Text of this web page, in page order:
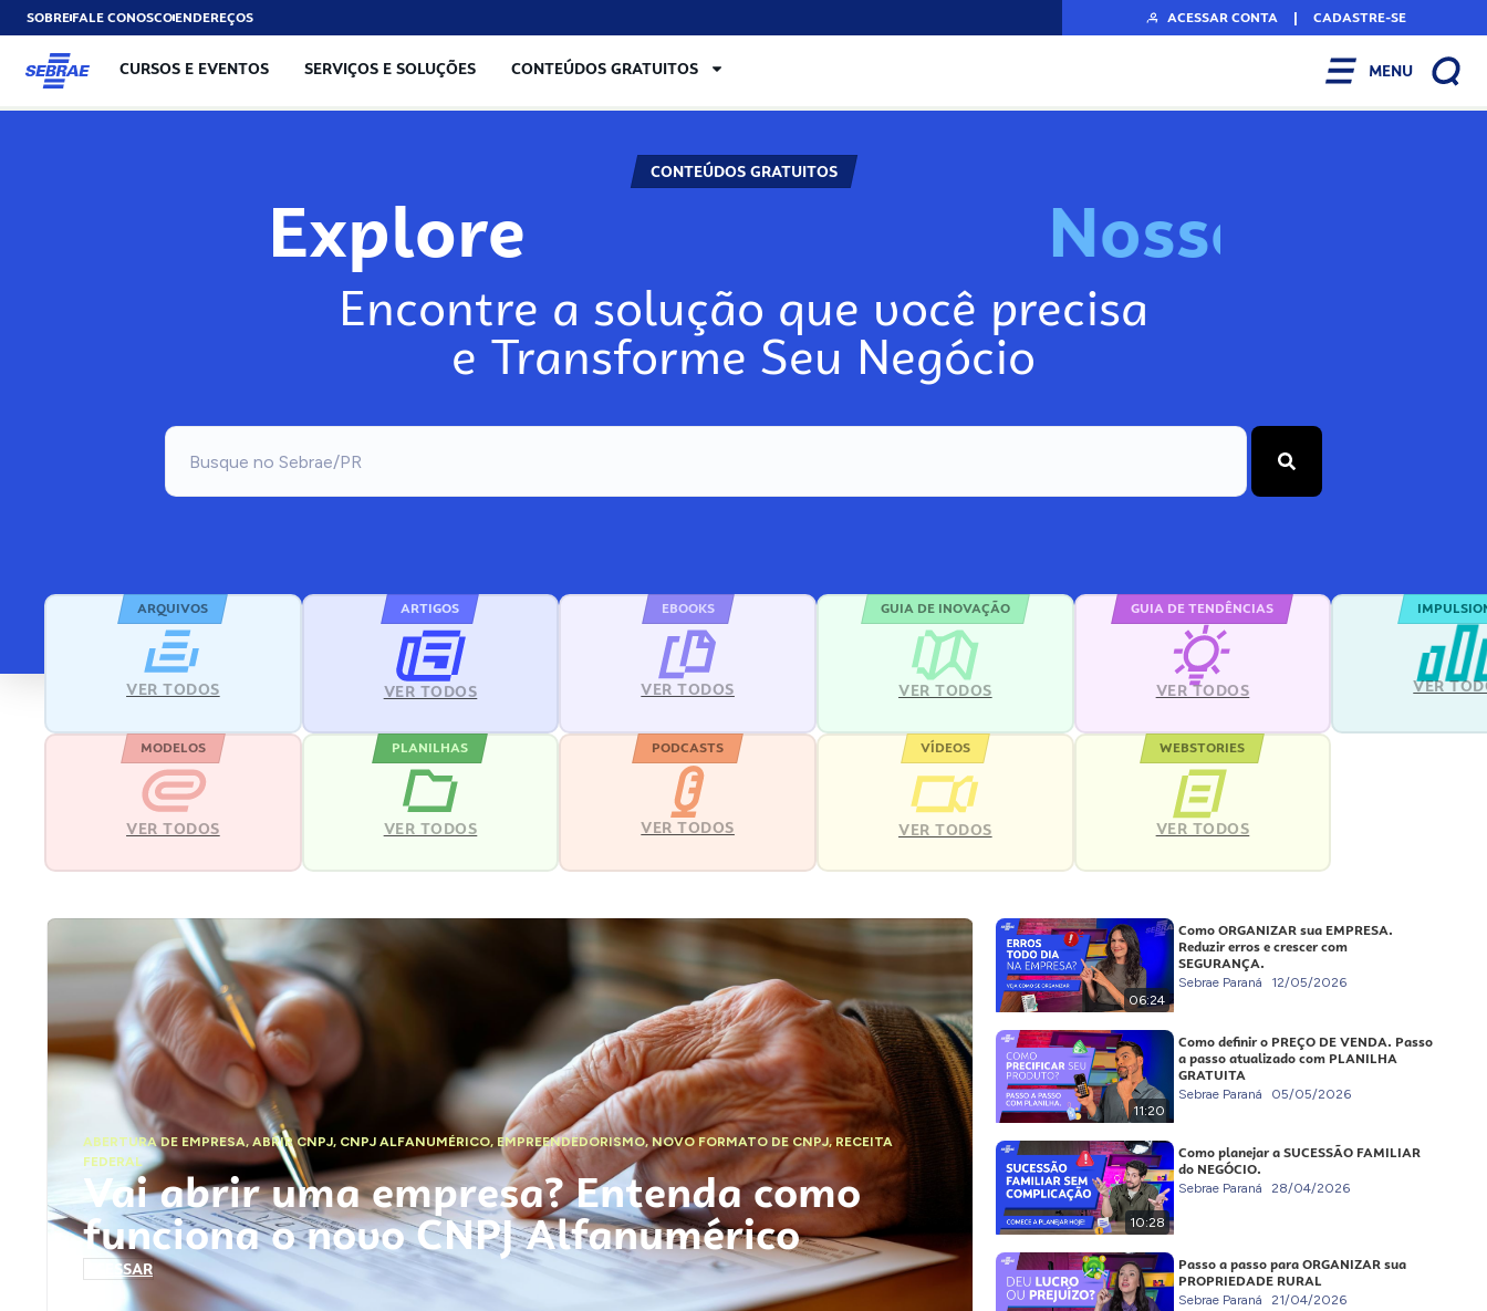
SOBREFALE CONOSCOENDEREÇOS ACESSAR CONTA | CADASTRE-SE
CURSOS E EVENTOS SERVIÇOS E SOLUÇÕES CONTEÚDOS GRATUITOS MENU
CONTEÚDOS GRATUITOS
Explore Nosso
Encontre a solução que você precisa
e Transforme Seu Negócio
ARQUIVOS
VER TODOS
ARTIGOS
VER TODOS
EBOOKS
VER TODOS
GUIA DE INOVAÇÃO
VER TODOS
GUIA DE TENDÊNCIAS
VER TODOS VER
MODELOS
VER TODOS
PLANILHAS
VER TODOS
PODCASTS
VER TODOS
VÍDEOS
VER TODOS
WEBSTORIES
VER TODOS
ABERTURA DE EMPRESA,ABRIR CNPJ, CNPJ ALFANUMÉRICO, EMPREENDEDORISMO,NOVO FORMATO DE CNPJ,RECEITA
FEDERAL
Vai abrir uma empresa? Entenda como
funciona o novo CNPJ Alfanumérico
ACESSAR
06:24
Como ORGANIZAR sua EMPRESA.
Reduzir erros e crescer com
SEGURANÇA.
Sebrae Paraná 12/05/2026
11:20
Como definir o PREÇO DE VENDA. Passo
a passo atualizado com PLANILHA
GRATUITA
Sebrae Paraná 05/05/2026
10:28
Como planejar a SUCESSÃO FAMILIAR
do NEGÓCIO.
Sebrae Paraná 28/04/2026
Passo a passo para ORGANIZAR sua
PROPRIEDADE RURAL
Sebrae Paraná 21/04/2026